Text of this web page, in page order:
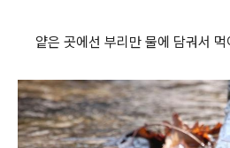
얕은 곳에선 부리만 물에 담궈서